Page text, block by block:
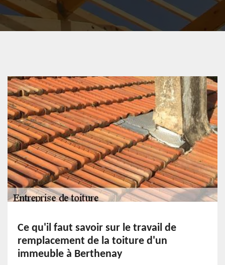
Ce qu'il faut savoir sur le travail de
remplacement de la toiture d'un
immeuble à Berthenay